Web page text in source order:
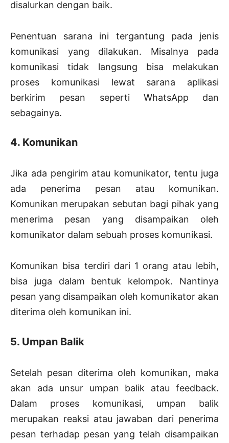
disalurkan dengan baik.
Penentuan sarana ini tergantung pada jenis
komunikasi yang dilakukan. Misalnya pada
komunikasi tidak langsung bisa melakukan
proses komunikasi lewat sarana aplikasi
berkirim pesan seperti WhatsApp dan
sebagainya.
4. Komunikan
Jika ada pengirim atau komunikator, tentu juga
ada penerima pesan atau komunikan.
Komunikan merupakan sebutan bagi pihak yang
menerima pesan yang disampaikan oleh
komunikator dalam sebuah proses komunikasi.
Komunikan bisa terdiri dari 1 orang atau lebih,
bisa juga dalam bentuk kelompok. Nantinya
pesan yang disampaikan oleh komunikator akan
diterima oleh komunikan ini.
5. Umpan Balik
Setelah pesan diterima oleh komunikan, maka
akan ada unsur umpan balik atau feedback.
Dalam proses komunikasi, umpan balik
merupakan reaksi atau jawaban dari penerima
pesan terhadap pesan yang telah disampaikan